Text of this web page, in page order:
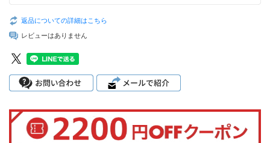
返品についての詳細はこちら
レビューはありません